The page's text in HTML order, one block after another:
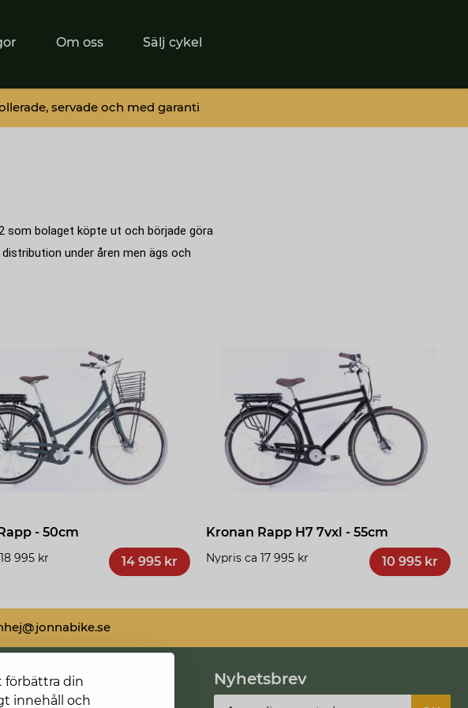
förbättra din
innehåll och
Om oss Sälj cykel
servade och med garanti
som bolaget köpte ut och började göra
under åren men ägs och
- 50cm
995 kr 14 995 kr
Kronan Rapp H7 7vxl - 55cm
Nypris ca 17 995 kr 10 995 kr
hej@jonnabike.se
Nyhetsbrev